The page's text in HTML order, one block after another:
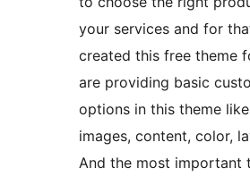
your services and for
created this free theme
are providing basic
options in this theme
images, content, color,
And the most important